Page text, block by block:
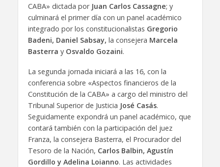
CABA» dictada por Juan Carlos Cassagne; y
culminará el primer día con un panel académico
integrado por los constitucionalistas Gregorio
Badeni, Daniel Sabsay, la consejera Marcela
Basterra yOsvaldo Gozaini.
La segunda jornada iniciará a las 16, con la
conferencia sobre «Aspectos financieros de la
Constitución de la CABA» a cargo del ministro del
Tribunal Superior de Justicia José Casás.
Seguidamente expondrá un panel académico, que
contará también con la participación del juez
Franza, la consejera Basterra, el Procurador del
Tesoro de la Nación, Carlos Balbin, Agustín
Gordillo y Adelina Loianno. Las actividades